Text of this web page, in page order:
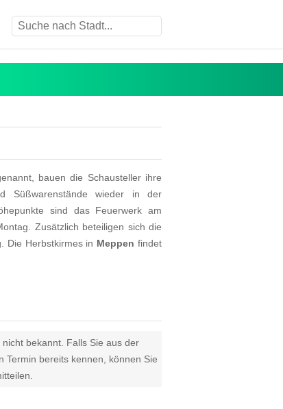
bauen die Schausteller ihre
Süßwarenstände wieder in der
sind das Feuerwerk am
Zusätzlich beteiligen sich die
Die Herbstkirmes in Meppen findet
bekannt. Falls Sie aus der
Termin bereits kennen, können Sie